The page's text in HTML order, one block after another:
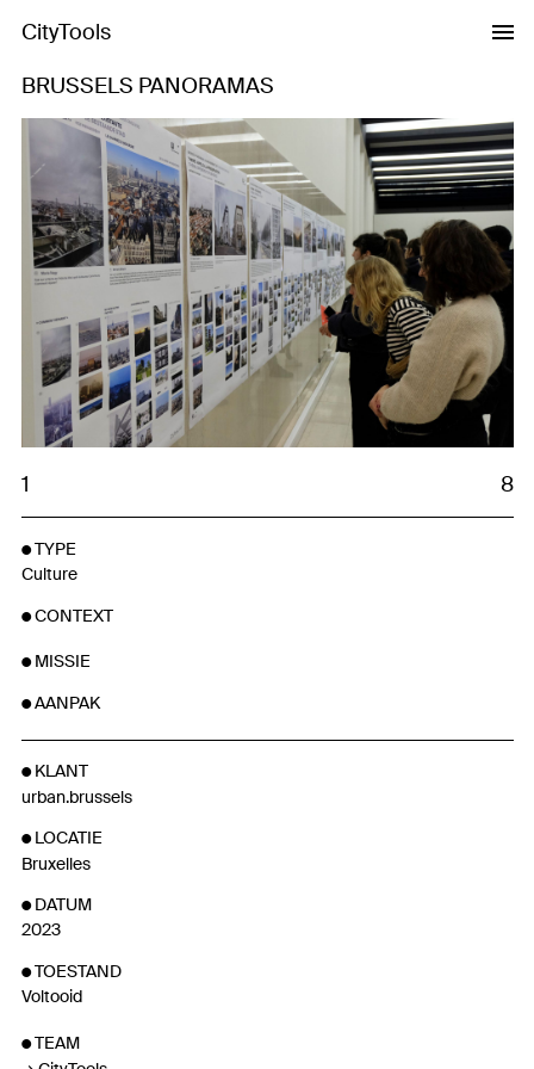
CityTools
BRUSSELS PANORAMAS
Previous Next
1 8
TYPE
Culture
CONTEXT
MISSIE
AANPAK
KLANT
urban.brussels
LOCATIE
Bruxelles
DATUM
2023
TOESTAND
Voltooid
TEAM